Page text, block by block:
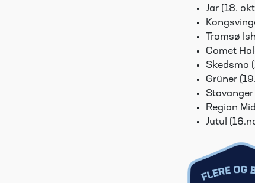
Jar (18.
Tromsø
Comet
Skedsmo
Grüner
Region
Jutul